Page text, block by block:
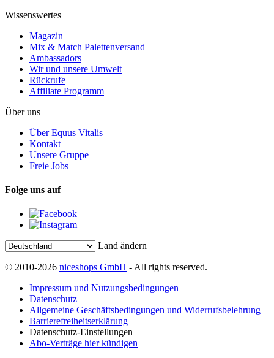
Wissenswertes
Magazin
Mix & Match Palettenversand
Ambassadors
Wir und unsere Umwelt
Rückrufe
Affiliate Programm
Über uns
Über Equus Vitalis
Kontakt
Unsere Gruppe
Freie Jobs
Folge uns auf
Land ändern
© 2010-2026 niceshops GmbH - All rights reserved.
Impressum und Nutzungsbedingungen
Datenschutz
Allgemeine Geschäftsbedingungen und Widerrufsbelehrung
Barrierefreiheitserklärung
Datenschutz-Einstellungen
Abo-Verträge hier kündigen